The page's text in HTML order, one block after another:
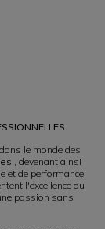
le monde des
, devenant ainsi
et de performance.
l'excellence du
passion sans